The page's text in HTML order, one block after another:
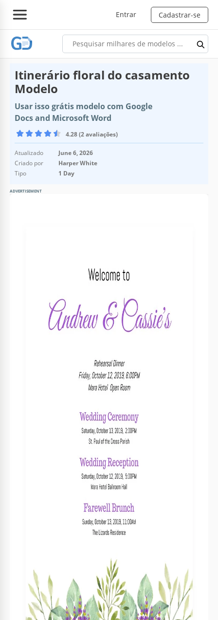
Entrar Cadastrar-se
Itinerário floral do casamento
Modelo
Usar isso grátis modelo com Google
Docs and Microsoft Word
4.28 (2 avaliações)
Atualizado
June 6, 2026
Criado por
Harper White
Tipo
1 Day
ADVERTISEMENT